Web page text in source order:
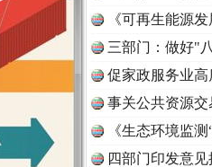
《可再生能源
三部门：做好"
促家政服务业
事关公共资源
《生态环境监
读
四部门印发意